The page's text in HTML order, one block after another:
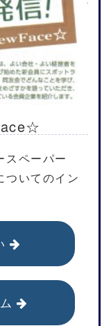
スペーパー
ついてのイン